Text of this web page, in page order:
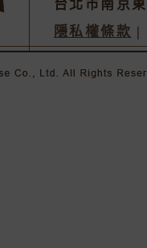
台北市南京
隱私權條款 |